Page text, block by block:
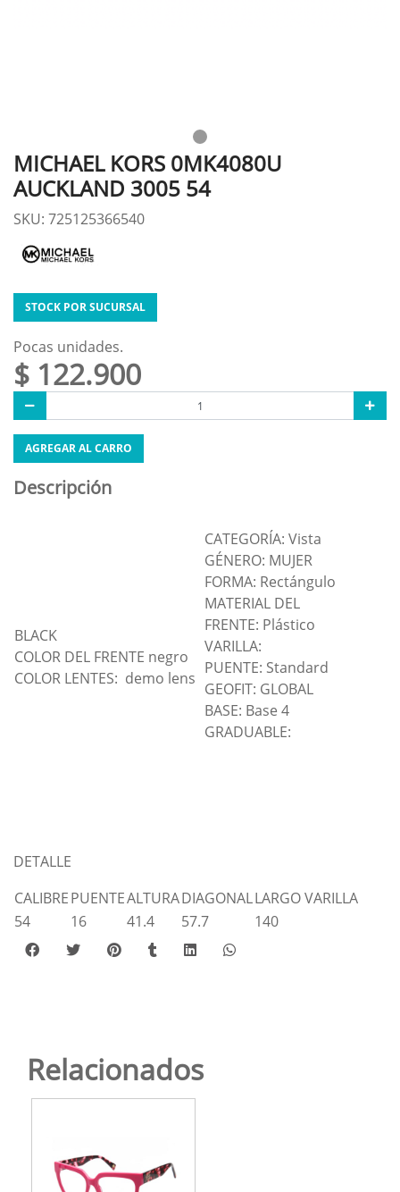
MICHAEL KORS 0MK4080U
AUCKLAND 3005 54
SKU: 725125366540
STOCK POR SUCURSAL
Pocas unidades.
$ 122.900
AGREGAR AL CARRO
Descripción
BLACK
COLOR DEL FRENTE negro
COLOR LENTES: demo lens
CATEGORÍA: Vista
GÉNERO: MUJER
FORMA: Rectángulo
MATERIAL DEL
FRENTE: Plástico
VARILLA:
PUENTE: Standard
GEOFIT: GLOBAL
BASE: Base 4
GRADUABLE:
DETALLE
CALIBREPUENTEALTURADIAGONALLARGO VARILLA
54
16 41.4 57.7 140
Relacionados